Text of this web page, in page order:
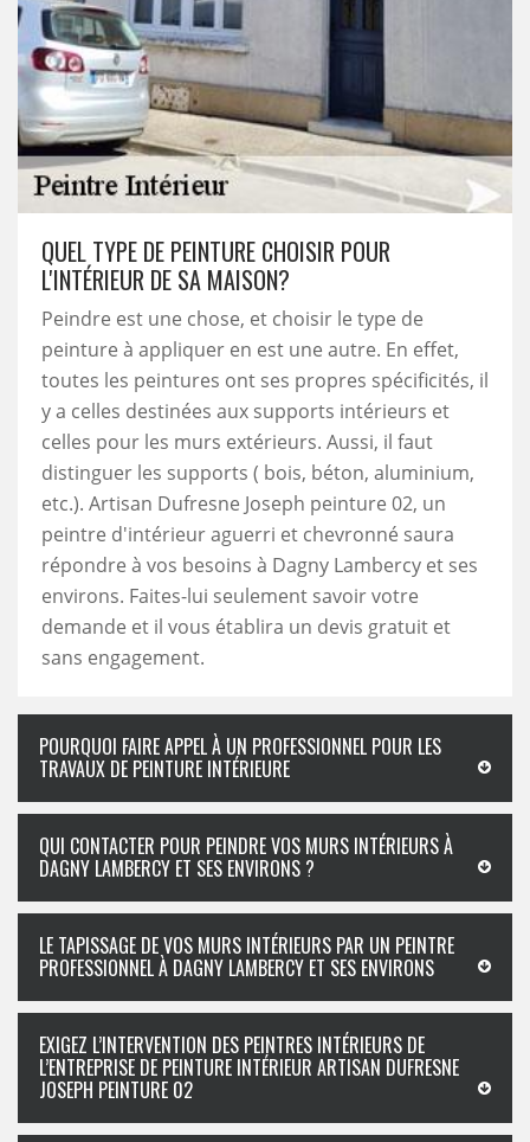
QUEL TYPE DE PEINTURE CHOISIR POUR
L'INTÉRIEUR DE SA MAISON?
Peindre est une chose, et choisir le type de
peinture à appliquer en est une autre. En effet,
toutes les peintures ont ses propres spécificités, il
y a celles destinées aux supports intérieurs et
celles pour les murs extérieurs. Aussi, il faut
distinguer les supports ( bois, béton, aluminium,
etc.). Artisan Dufresne Joseph peinture 02, un
peintre d'intérieur aguerri et chevronné saura
répondre à vos besoins à Dagny Lambercy et ses
environs. Faites-lui seulement savoir votre
demande et il vous établira un devis gratuit et
sans engagement.
POURQUOI FAIRE APPEL À UN PROFESSIONNEL POUR LES
TRAVAUX DE PEINTURE INTÉRIEURE
QUI CONTACTER POUR PEINDRE VOS MURS INTÉRIEURS À
DAGNY LAMBERCY ET SES ENVIRONS ?
LE TAPISSAGE DE VOS MURS INTÉRIEURS PAR UN PEINTRE
PROFESSIONNEL À DAGNY LAMBERCY ET SES ENVIRONS
EXIGEZ L’INTERVENTION DES PEINTRES INTÉRIEURS DE
L’ENTREPRISE DE PEINTURE INTÉRIEUR ARTISAN DUFRESNE
JOSEPH PEINTURE 02